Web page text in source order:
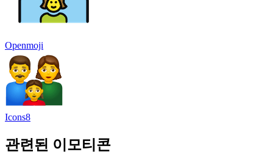
Openmoji
Icons8
관련된 이모티콘